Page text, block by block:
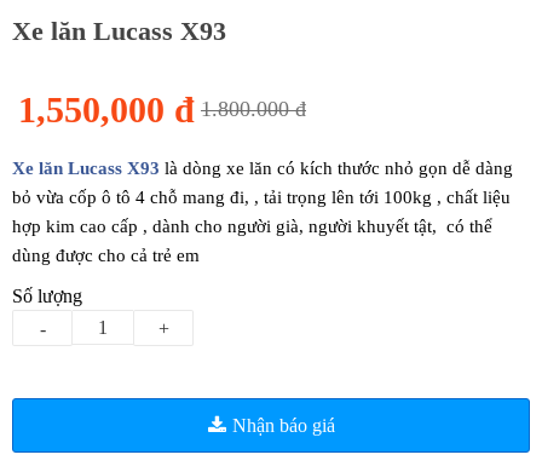
Xe lăn Lucass X93
1,550,000 đ 1.800.000 đ
Xe lăn Lucass X93 là dòng xe lăn có kích thước nhỏ gọn dễ dàng
bỏ vừa cốp ô tô 4 chỗ mang đi, , tải trọng lên tới 100kg , chất liệu
hợp kim cao cấp , dành cho người già, người khuyết tật, có thể
dùng được cho cả trẻ em
Số lượng
-
+
Nhận báo giá